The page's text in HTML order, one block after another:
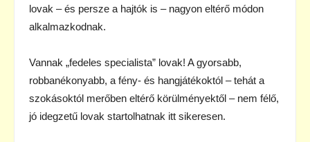
lovak – és persze a hajtók is – nagyon eltérő módon
alkalmazkodnak.
Vannak „fedeles specialista” lovak! A gyorsabb,
robbanékonyabb, a fény- és hangjátékoktól – tehát a
szokásoktól merőben eltérő körülményektől – nem félő,
jó idegzetű lovak startolhatnak itt sikeresen.